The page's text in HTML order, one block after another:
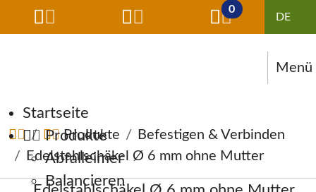
0
Menü
Navigation überspringen
Startseite
Produkte
Abfalleimer
Balancieren
Produkte
Befestigen & Verbinden
Edelstahlschäkel Ø 6 mm ohne Mutter